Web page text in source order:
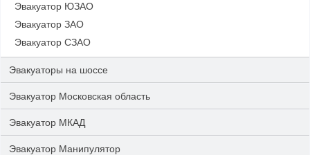
Эвакуатор ЮЗАО
Эвакуатор ЗАО
Эвакуатор СЗАО
Эвакуаторы на шоссе
Эвакуатор Московская область
Эвакуатор МКАД
Эвакуатор Манипулятор